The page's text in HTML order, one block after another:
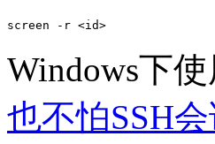
screen -r <id>
Windows下使
也不怕SSH